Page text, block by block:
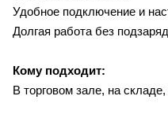
Удобное подключение и
Долгая работа без
Кому подходит:
В торговом зале, на